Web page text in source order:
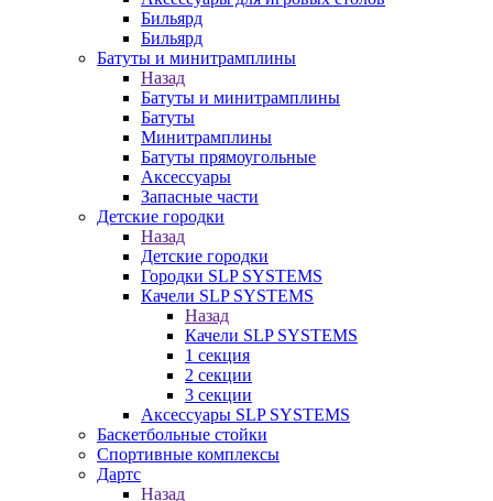
Бильяpд
Бильяpд
Батуты и минитрамплины
Назад
Батуты и минитрамплины
Батуты
Минитрамплины
Батуты прямоугольные
Аксессуары
Запасные части
Детские городки
Назад
Детские городки
Городки SLP SYSTEMS
Качели SLP SYSTEMS
Назад
Качели SLP SYSTEMS
1 секция
2 секции
3 секции
Аксессуары SLP SYSTEMS
Баскетбольные стойки
Спортивные комплексы
Дартс
Назад